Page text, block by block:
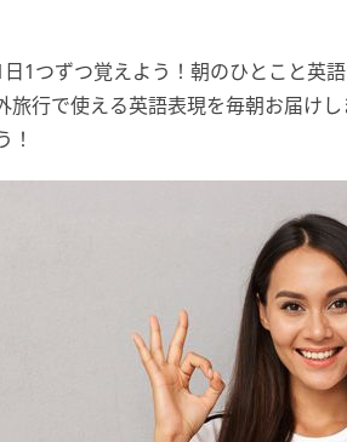
1つずつ覚えよう！朝のひとこと英
旅行で使える英語表現を毎朝お届け
！